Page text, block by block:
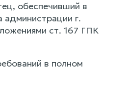
обеспечивший в
администрации г.
ст. 167 ГПК
в полном